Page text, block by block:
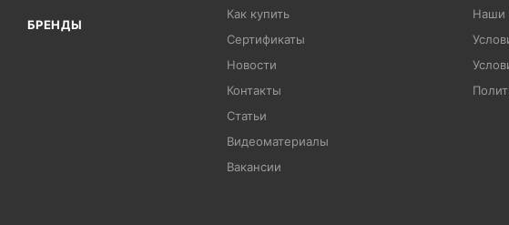
БРЕНДЫ
Как купить
Сертификаты
Новости
Контакты
Статьи
Видеоматериалы
Вакансии
Наши